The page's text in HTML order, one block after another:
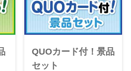
QUOカード付！景品
セット